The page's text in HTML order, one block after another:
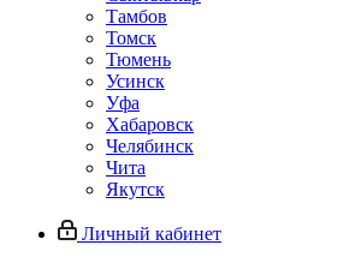
Тамбов
Томск
Тюмень
Усинск
Уфа
Хабаровск
Челябинск
Чита
Якутск
Личный кабинет